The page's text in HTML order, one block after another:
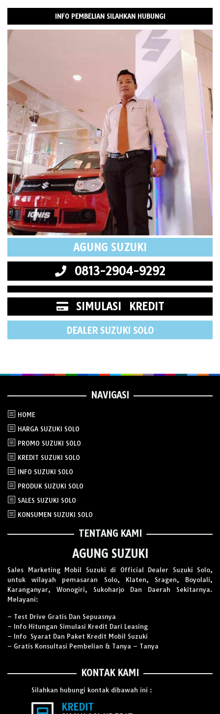
INFO PEMBELIAN SILAHKAN HUBUNGI
AGUNG SUZUKI
0813-2904-9292
SIMULASI KREDIT
DEALER SUZUKI SOLO
NAVIGASI
HOME
HARGA SUZUKI SOLO
PROMO SUZUKI SOLO
KREDIT SUZUKI SOLO
INFO SUZUKI SOLO
PRODUK SUZUKI SOLO
SALES SUZUKI SOLO
KONSUMEN SUZUKI SOLO
TENTANG KAMI
AGUNG SUZUKI
Sales Marketing Mobil Suzuki di Official Dealer Suzuki Solo,
untuk wilayah pemasaran Solo, Klaten, Sragen, Boyolali,
Karanganyar, Wonogiri, Sukoharjo Dan Daerah Sekitarnya.
Melayani:
– Test Drive Gratis Dan Sepuasnya
– Info Hitungan Simulasi Kredit Dari Leasing
– Info Syarat Dan Paket Kredit Mobil Suzuki
– Gratis Konsultasi Pembelian & Tanya – Tanya
KONTAK KAMI
Silahkan hubungi kontak dibawah ini :
KREDIT